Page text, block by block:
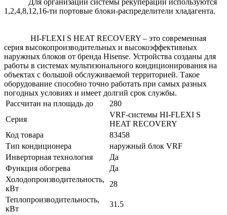
Для организации системы рекуперации используются
1,2,4,8,12,16-ти портовые блоки-распределители хладагента.
HI-FLEXI S HEAT RECOVERY – это современная
серия высокопроизводительных и высокоэффективных
наружных блоков от бренда Hisense. Устройства созданы для
работы в системах мультизонального кондиционирования на
объектах с большой обслуживаемой территорией. Такое
оборудование способно точно работать при самых разных
погодных условиях и имеет долгий срок службы.
Рассчитан на площадь до
280
Серия
VRF-системы HI-FLEXI S
HEAT RECOVERY
Код товара
83458
Тип кондиционера
наружный блок VRF
Инверторная технология
Да
Функция обогрева
Да
Холодопроизводительность,
кВт
28
Теплопроизводительность,
кВт
31.5